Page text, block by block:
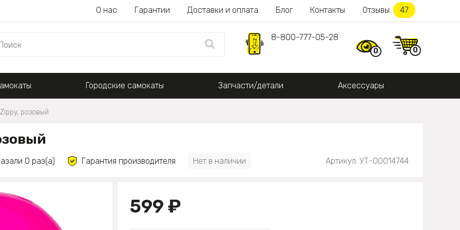
О нас Гарантии Доставки и оплата Блог Контакты Отзывы 47
8-800-777-05-28
0 0
Городские самокаты Запчасти/детали Аксессуары
розовый
0 раз(а) Гарантия производителя Нет в наличии Артикул: УТ-00014744
599 ₽